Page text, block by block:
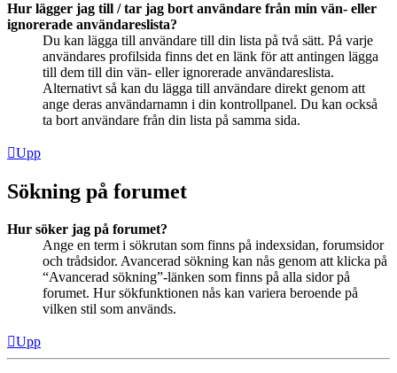
Hur lägger jag till / tar jag bort användare från min vän- eller
ignorerade användareslista?
Du kan lägga till användare till din lista på två sätt. På varje
användares profilsida finns det en länk för att antingen lägga
till dem till din vän- eller ignorerade användareslista.
Alternativt så kan du lägga till användare direkt genom att
ange deras användarnamn i din kontrollpanel. Du kan också
ta bort användare från din lista på samma sida.
Upp
Sökning på forumet
Hur söker jag på forumet?
Ange en term i sökrutan som finns på indexsidan, forumsidor
och trådsidor. Avancerad sökning kan nås genom att klicka på
“Avancerad sökning”-länken som finns på alla sidor på
forumet. Hur sökfunktionen nås kan variera beroende på
vilken stil som används.
Upp